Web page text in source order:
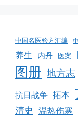
中国名医验方汇编
养生 内丹 医案
图册 地方志
抗日战争 拓本
清史 温热伤寒